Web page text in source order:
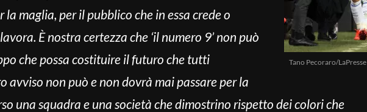
Tano Pecoraro/LaPresse
maglia, per il pubblico che in essa crede o
È nostra certezza che ‘il numero 9’ non può
che possa costituire il futuro che tutti
avviso non può e non dovrà mai passare per la
una squadra e una società che dimostrino rispetto dei colori che